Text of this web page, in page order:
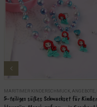
MARITIMER KINDERSCHMUCK ANGEBOTE
5-teiliges süßes Schmuckset für